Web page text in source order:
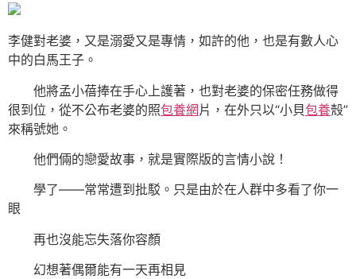
李健對老婆，又是溺愛又是專情，如許的他，也是有數人心
中的白馬王子。
他將孟小蓓捧在手心上護著，也對老婆的保密任務做得
很到位，從不公布老婆的照包養網片，在外只以“小貝包養殼”
來稱號她。
他們倆的戀愛故事，就是實際版的言情小說！
學了——常常遭到批駁。只是由於在人群中多看了你一
眼
再也沒能忘失落你容顏
幻想著偶爾能有一天再相見